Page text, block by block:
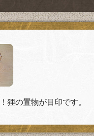
狸の置物が目印です。